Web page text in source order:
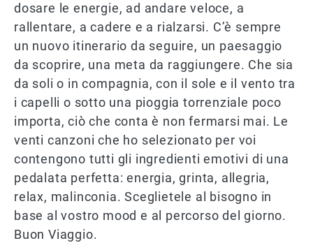
dosare le energie, ad andare veloce, a
rallentare, a cadere e a rialzarsi. C’è sempre
un nuovo itinerario da seguire, un paesaggio
da scoprire, una meta da raggiungere. Che sia
da soli o in compagnia, con il sole e il vento tra
i capelli o sotto una pioggia torrenziale poco
importa, ciò che conta è non fermarsi mai. Le
venti canzoni che ho selezionato per voi
contengono tutti gli ingredienti emotivi di una
pedalata perfetta: energia, grinta, allegria,
relax, malinconia. Sceglietele al bisogno in
base al vostro mood e al percorso del giorno.
Buon Viaggio.